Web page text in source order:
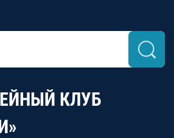
КЛУБ